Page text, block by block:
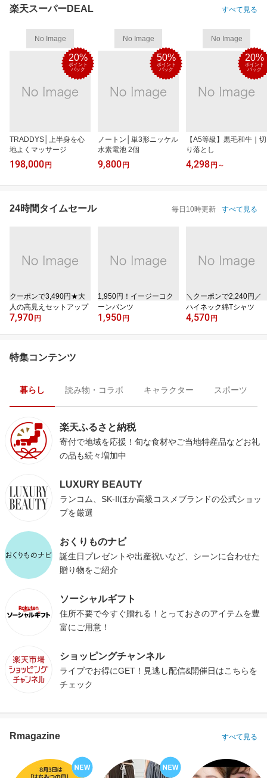
楽天スーパーDEAL すべて見る
No Image
20%
ポイント
バック
TRADDYS│上半身を心
地よくマッサージ
198,000 円
No Image
50%
ポイント
バック
ノートン│単3形ニッケル
水素電池 2個
9,800 円
No Image
20%
ポイント
バック
【A5等級】黒毛和牛｜切
り落とし
4,298 円 ～
24時間タイムセール 毎日10時更新 すべて見る
クーポンで3,490円★大
人の高見えセットアップ
7,970 円
1,950円！イージーコク
ーンパンツ
1,950 円
＼クーポンで2,240円／
ハイネック綿Tシャツ
4,570 円
特集コンテンツ
暮らし 読み物・コラボ キャラクター スポーツ
楽天ふるさと納税
寄付で地域を応援！旬な食材やご当地特産品などお礼
の品も続々増加中
LUXURY BEAUTY
ランコム、SK-IIほか高級コスメブランドの公式ショッ
プを厳選
おくりものナビ
誕生日プレゼントや出産祝いなど、シーンに合わせた
贈り物をご紹介
ソーシャルギフト
住所不要で今すぐ贈れる！とっておきのアイテムを豊
富にご用意！
ショッピングチャンネル
ライブでお得にGET！見逃し配信&開催日はこちらを
チェック
Rmagazine すべて見る